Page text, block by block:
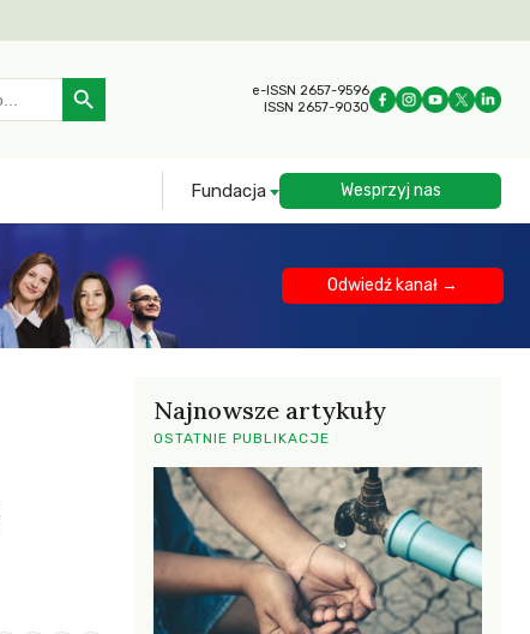
Search Button
e-ISSN 2657-9596
ISSN 2657-9030
Fundacja Wesprzyj nas
Odwiedź kanał →
Najnowsze artykuły
OSTATNIE PUBLIKACJE